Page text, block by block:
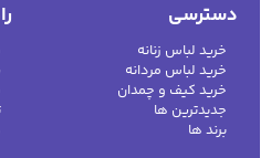
دسترسی
خرید لباس زنانه
خرید لباس مردانه
خرید کیف و چمدان
جدیدترین ها
برند ها